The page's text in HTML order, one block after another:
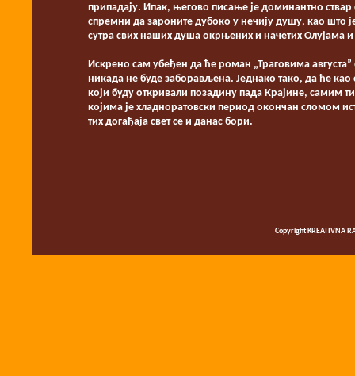
припадају. Ипак, његово писање је доминантно
спремни да зароните дубоко у нечију душу, као што
сутра свих наших душа окрњених и начетих Олујама
Искрено сам убеђен да ће роман „Траговима
никада не буде заборављена. Једнако тако, да ће
који буду откривали позадину пада Крајине, самим
којима је хладноратовски период окончан сломом
тих догађаја свет се и
Copyright KREATIVNA